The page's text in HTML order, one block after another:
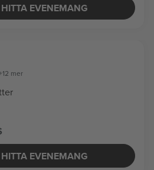
HITTA EVENEMANG
mer
HITTA EVENEMANG